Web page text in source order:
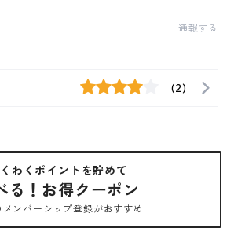
通報する
(2)
わくポイントを貯めて
る！お得クーポン
メンバーシップ登録がおすすめ